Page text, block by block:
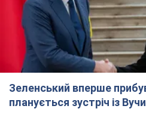
Зеленський вперше
планується зустріч із